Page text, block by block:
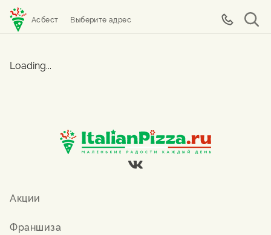
Асбест Выберите адрес
Loading...
Акции
Франшиза